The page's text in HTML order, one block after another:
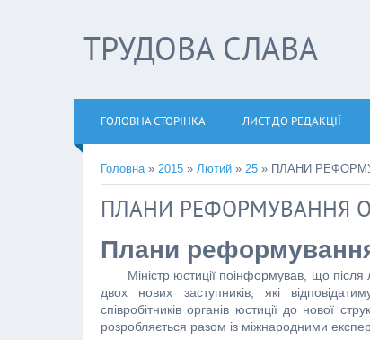
ТРУДОВА СЛАВА
ГОЛОВНА СТОРІНКА ЛИСТ ДО РЕДАКЦІЇ
Головна» 2015 » Лютий » 25 » ПЛАНИ
ПЛАНИ РЕФОРМУВАННЯ
Плани
Міністр юстиції поінформував, що після
двох нових заступників, які
співробітників органів юстиції до нової
розробляється разом із міжнародними